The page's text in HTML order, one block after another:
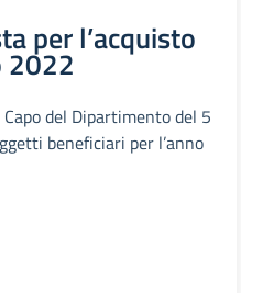
per l’acquisto
2022
del Dipartimento del 5
beneficiari per l’anno